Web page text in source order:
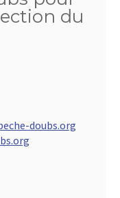
du
doubs.org